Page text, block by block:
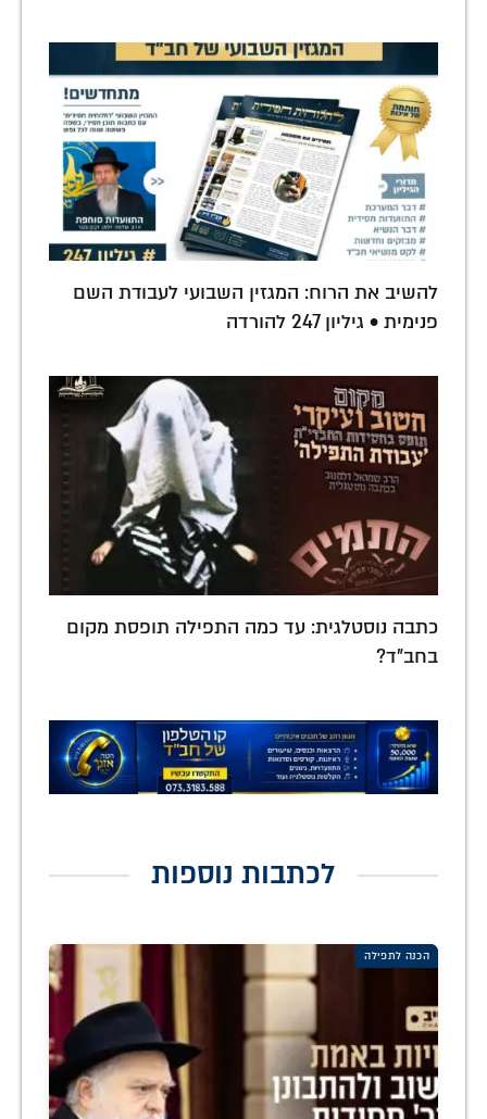
להשיב את הרוח: המגזין השבועי לעבודת השם
פנימית • גיליון 247 להורדה
כתבה נוסטלגית: עד כמה התפילה תופסת מקום
בחב"ד?
לכתבות נוספות
הכנה לתפילה